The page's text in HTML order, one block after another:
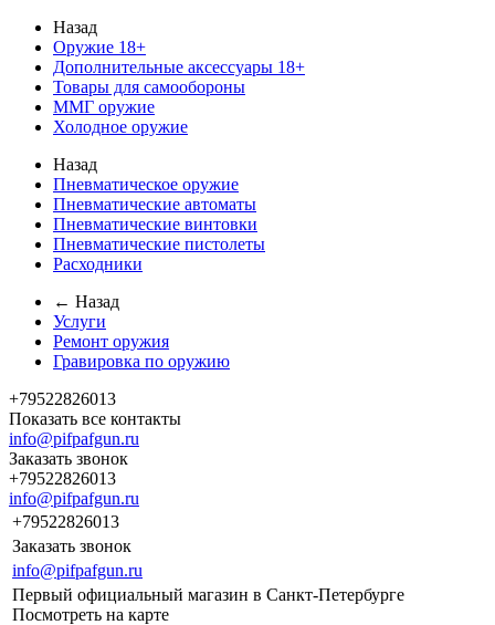
Назад
Оружие 18+
Дополнительные аксессуары 18+
Товары для самообороны
ММГ оружие
Холодное оружие
Назад
Пневматическое оружие
Пневматические автоматы
Пневматические винтовки
Пневматические пистолеты
Расходники
← Назад
Услуги
Ремонт оружия
Гравировка по оружию
+79522826013
Показать все контакты
info@pifpafgun.ru
Заказать звонок
+79522826013
info@pifpafgun.ru
+79522826013
Заказать звонок
info@pifpafgun.ru
Первый официальный магазин в Санкт-Петербурге
Посмотреть на карте